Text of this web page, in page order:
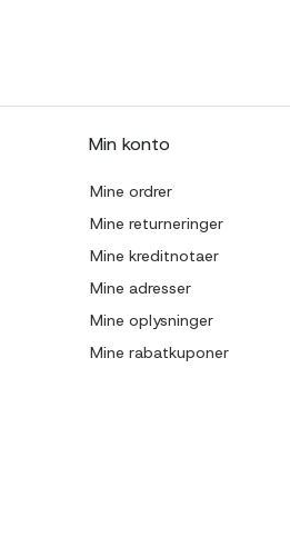
Min konto
Mine ordrer
Mine returneringer
Mine kreditnotaer
Mine adresser
Mine oplysninger
Mine rabatkuponer